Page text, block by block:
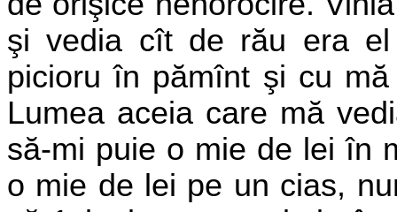
şi vedia cît de rău era
picioru în pămînt şi cu
Lumea aceia care mă
să-mi puie o mie de lei în
o mie de lei pe un cias,